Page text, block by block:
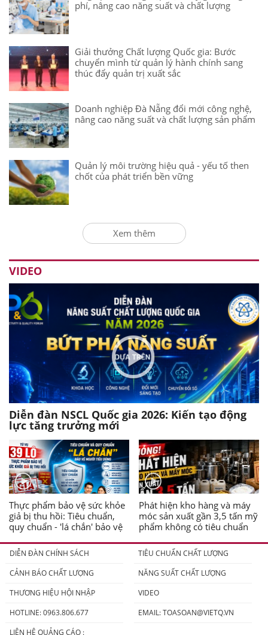
phí, nâng cao năng suất và chất lượng
Giải thưởng Chất lượng Quốc gia: Bước
chuyển mình từ quản lý hành chính sang
thúc đẩy quản trị xuất sắc
Doanh nghiệp Đà Nẵng đổi mới công nghệ,
nâng cao năng suất và chất lượng sản phẩm
Quản lý môi trường hiệu quả - yếu tố then
chốt của phát triển bền vững
Xem thêm
VIDEO
Diễn đàn NSCL Quốc gia 2026: Kiến tạo động
lực tăng trưởng mới
Thực phẩm bảo vệ sức khỏe
giả bị thu hồi: Tiêu chuẩn,
quy chuẩn - 'lá chắn' bảo vệ
Phát hiện kho hàng và máy
móc sản xuất gần 3,5 tấn mỹ
phẩm không có tiêu chuẩn
DIỄN ĐÀN CHÍNH SÁCH
TIÊU CHUẨN CHẤT LƯỢNG
CẢNH BÁO CHẤT LƯỢNG
NĂNG SUẤT CHẤT LƯỢNG
THƯƠNG HIỆU HỘI NHẬP
VIDEO
HOTLINE: 0963.806.677
EMAIL:TOASOAN@VIETQ.VN
LIÊN HỆ QUẢNG CÁO :